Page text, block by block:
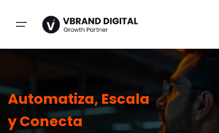
Automatiza, Escala
y Conecta